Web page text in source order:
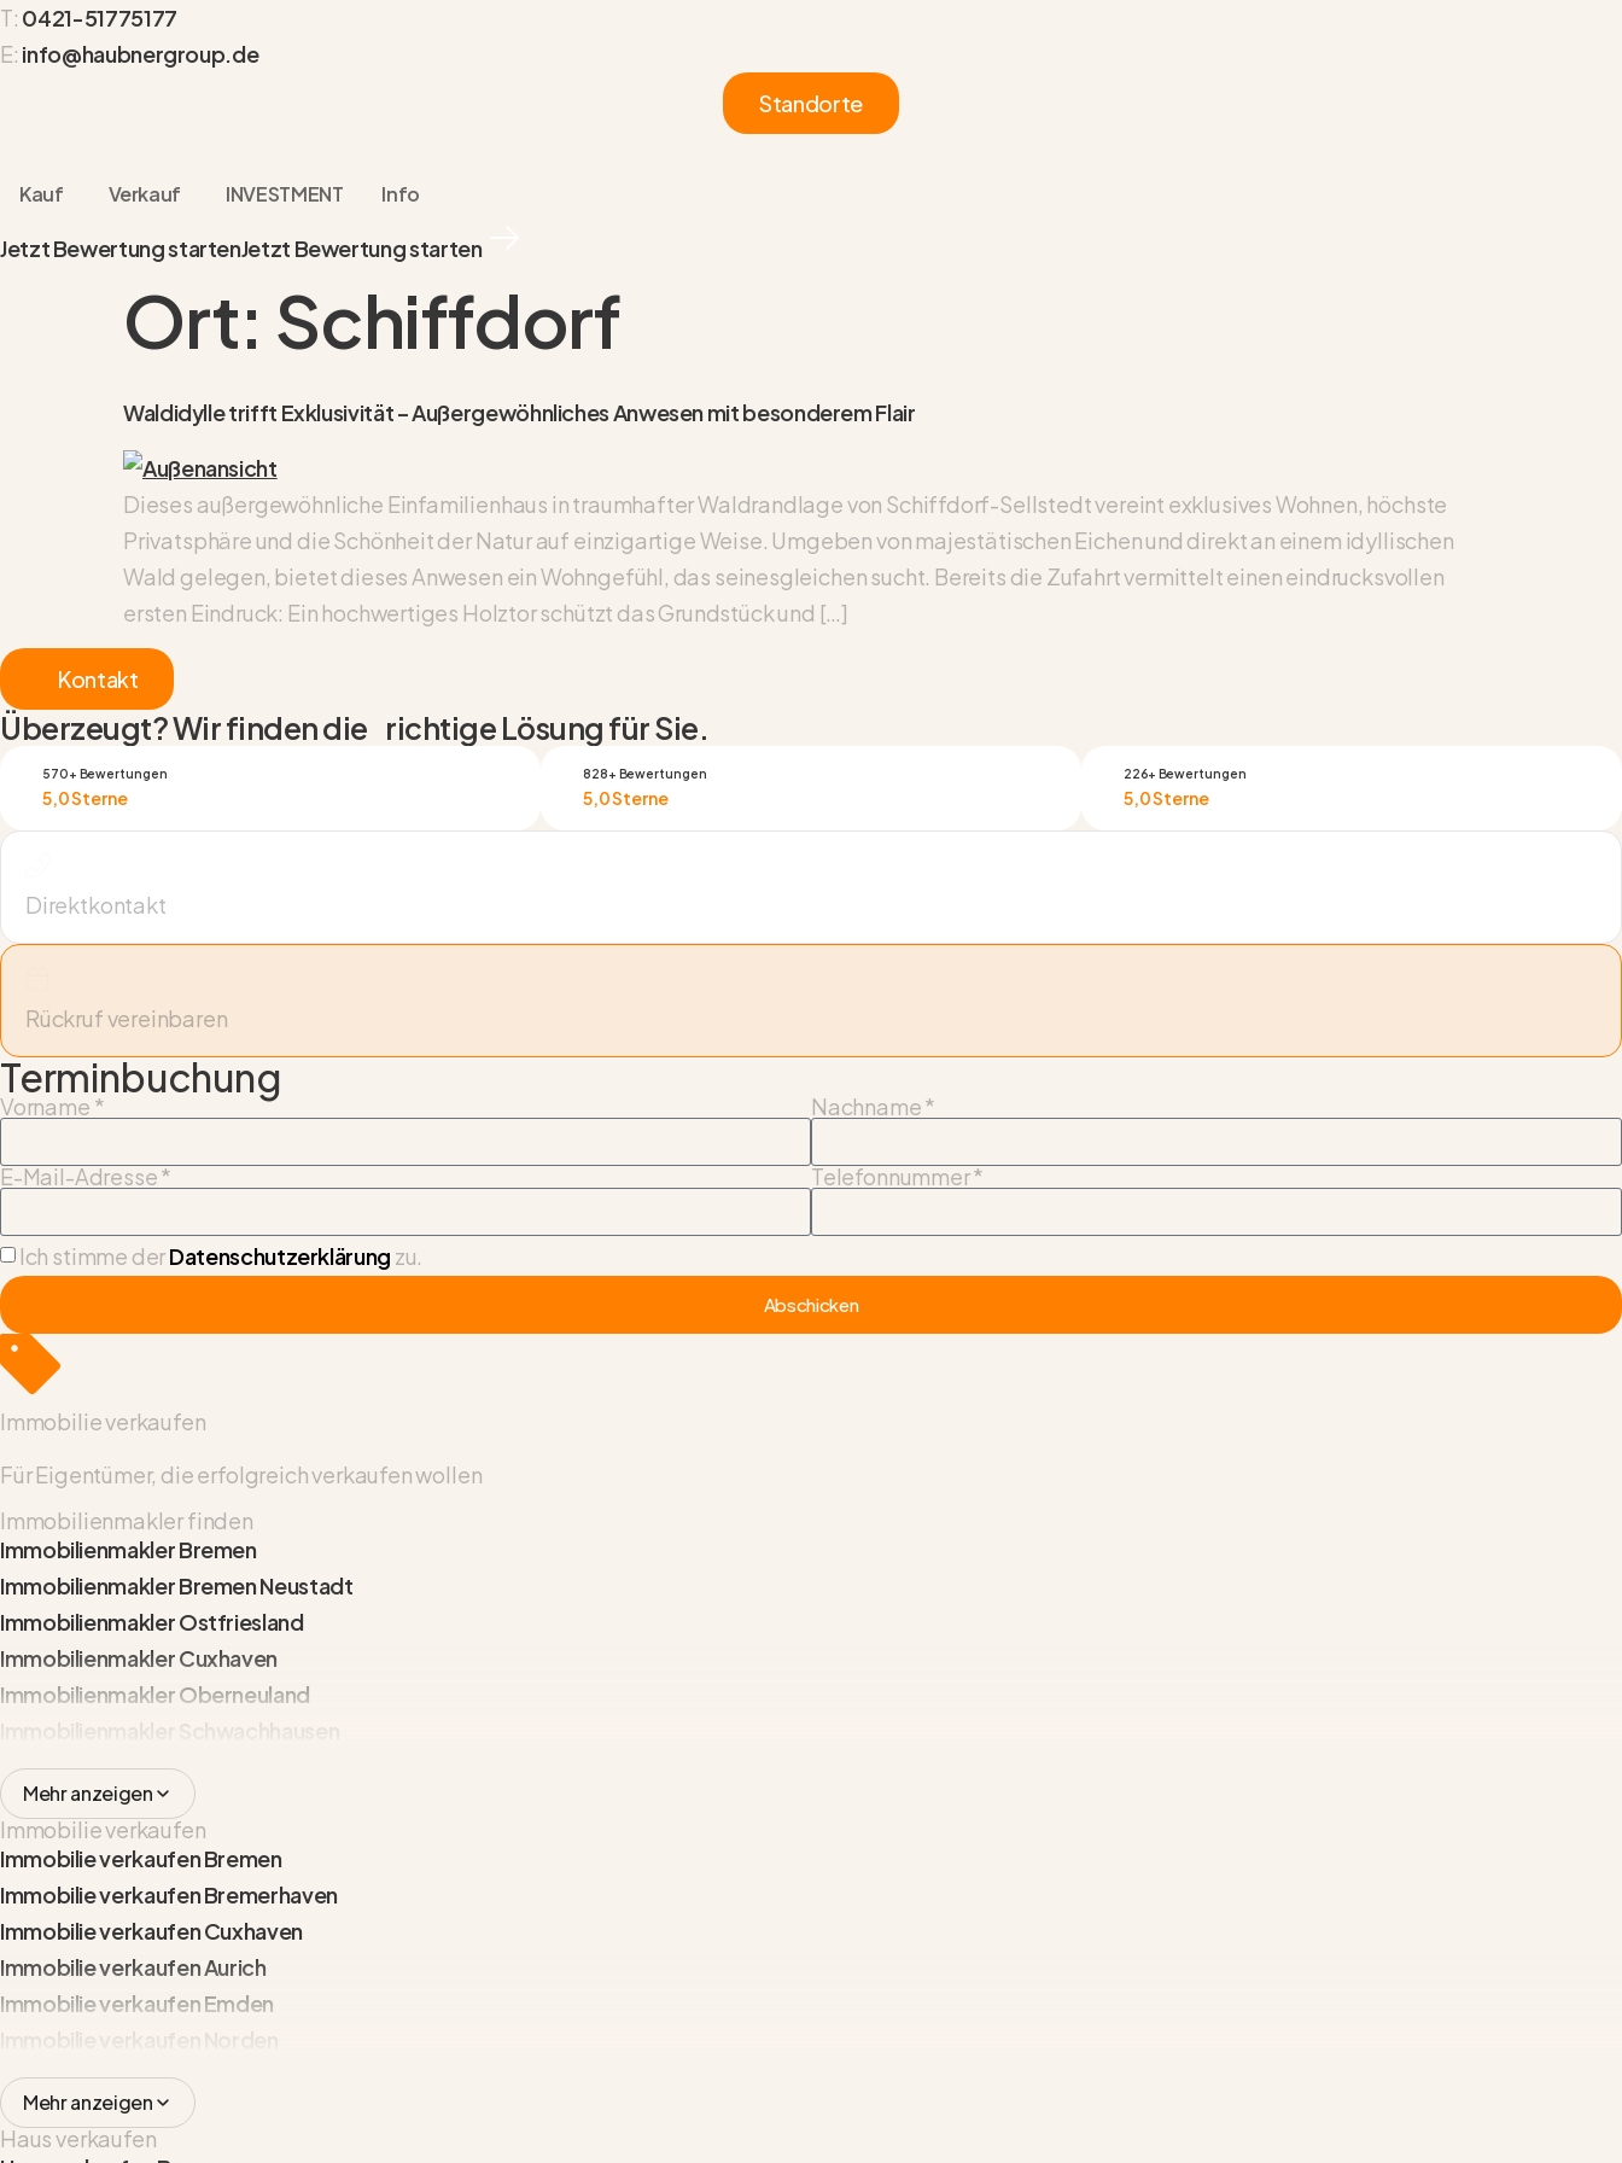
T: 0421-51775177
E: info@haubnergroup.de
Standorte
Kauf Verkauf INVESTMENT Info
Jetzt Bewertung startenJetzt Bewertung starten
Ort: Schiffdorf
Waldidylle trifft Exklusivität – Außergewöhnliches Anwesen mit besonderem Flair
Dieses außergewöhnliche Einfamilienhaus in traumhafter Waldrandlage von Schiffdorf-Sellstedt vereint exklusives Wohnen, höchste
Privatsphäre und die Schönheit der Natur auf einzigartige Weise. Umgeben von majestätischen Eichen und direkt an einem idyllischen
Wald gelegen, bietet dieses Anwesen ein Wohngefühl, das seinesgleichen sucht. Bereits die Zufahrt vermittelt einen eindrucksvollen
ersten Eindruck: Ein hochwertiges Holztor schützt das Grundstück und […]
Kontakt
Überzeugt? Wir finden die richtige Lösung für Sie.
570+ Bewertungen
5,0 Sterne
828+ Bewertungen
5,0 Sterne
226+ Bewertungen
5,0 Sterne
Direktkontakt
Rückruf vereinbaren
Terminbuchung
Vorname * Nachname *
E-Mail-Adresse * Telefonnummer *
Ich stimme derDatenschutzerklärung zu.
Abschicken
Immobilie verkaufen
Für Eigentümer, die erfolgreich verkaufen wollen
Immobilienmakler finden
Immobilienmakler Bremen
Immobilienmakler Bremen Neustadt
Immobilienmakler Ostfriesland
Immobilienmakler Cuxhaven
Immobilienmakler Oberneuland
Immobilienmakler Schwachhausen
Mehr anzeigen
Immobilie verkaufen
Immobilie verkaufen Bremen
Immobilie verkaufen Bremerhaven
Immobilie verkaufen Cuxhaven
Immobilie verkaufen Aurich
Immobilie verkaufen Emden
Immobilie verkaufen Norden
Mehr anzeigen
Haus verkaufen